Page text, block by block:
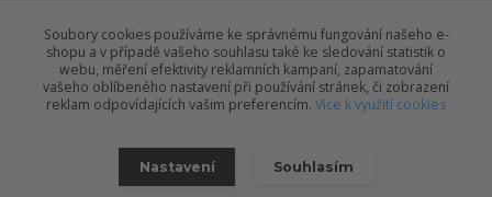
Soubory cookies používáme ke správnému fungování našeho e-
shopu a v případě vašeho souhlasu také ke sledování statistik o
webu, měření efektivity reklamních kampaní, zapamatování
vašeho oblíbeného nastavení při používání stránek, či zobrazení
reklam odpovídajících vašim preferencím. Více k využití cookies
Nastavení Souhlasím